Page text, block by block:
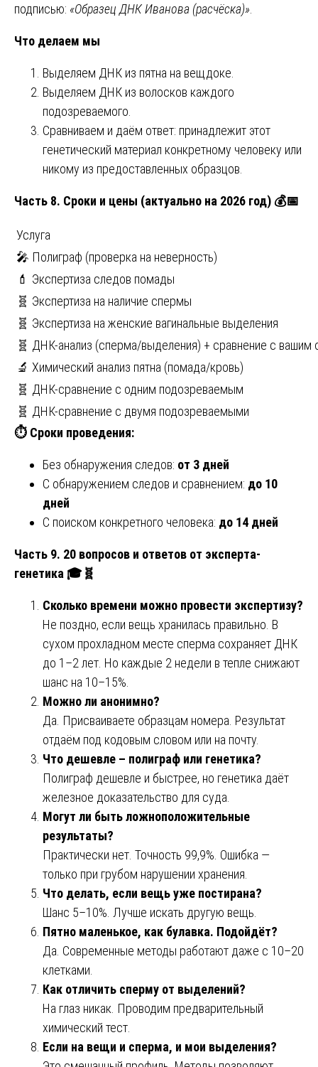
подписью: «Образец ДНК Иванова (расчёска)»
Что делаем мы
Выделяем ДНК из пятна на вещдоке.
Выделяем ДНК из волосков каждого
подозреваемого.
Сравниваем и даём ответ: принадлежит этот
генетический материал конкретному человеку или
никому из предоставленных образцов.
Часть 8. Сроки и цены (актуально на 2026 год) 💰📅
Услуга
🎤 Полиграф (проверка на неверность)
💄 Экспертиза следов помады
🧬 Экспертиза на наличие спермы
🧬 Экспертиза на женские вагинальные выделения
🧬 ДНК-анализ (сперма/выделения) + сравнение с вашим
🔬 Химический анализ пятна (помада/кровь)
🧬 ДНК-сравнение с одним подозреваемым
🧬 ДНК-сравнение с двумя подозреваемыми
⏱️ Сроки проведения:
Без обнаружения следов: от 3 дней
С обнаружением следов и сравнением: до 10
дней
С поиском конкретного человека: до 14 дней
Часть 9. 20 вопросов и ответов от эксперта-
генетика 🎓🧬
Сколько времени можно провести экспертизу?
Не поздно, если вещь хранилась правильно. В
сухом прохладном месте сперма сохраняет ДНК
до 1–2 лет. Но каждые 2 недели в тепле снижают
шанс на 10–15%.
Можно ли анонимно?
Да. Присваиваете образцам номера. Результат
отдаём под кодовым словом или на почту.
Что дешевле – полиграф или генетика?
Полиграф дешевле и быстрее, но генетика даёт
железное доказательство для суда.
Могут ли быть ложноположительные
результаты?
Практически нет. Точность 99,9%. Ошибка —
только при грубом нарушении хранения.
Что делать, если вещь уже постирана?
Шанс 5–10%. Лучше искать другую вещь.
Пятно маленькое, как булавка. Подойдёт?
Да. Современные методы работают даже с 10–20
клетками.
Как отличить сперму от выделений?
На глаз никак. Проводим предварительный
химический тест.
Если на вещи и сперма, и мои выделения?